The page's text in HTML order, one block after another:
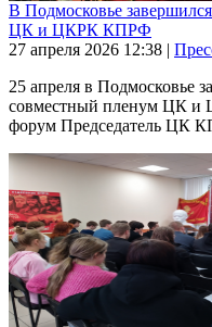
В Подмосковье
ЦК и ЦКРК КПРФ
27 апреля 2026 12:38 |
25 апреля в Подмосковье
совместный пленум ЦК
форум Председатель ЦК